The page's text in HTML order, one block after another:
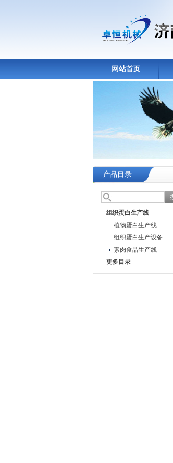
网站首页
产品目录
组织蛋白生产线
植物蛋白生产线
组织蛋白生产设备
素肉食品生产线
更多目录